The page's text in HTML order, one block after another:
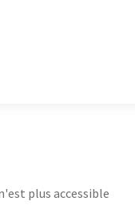
plus accessible